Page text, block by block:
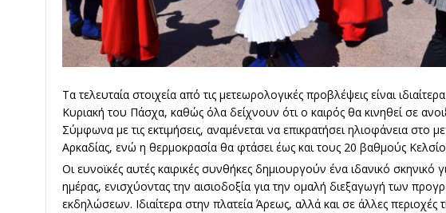
Τα τελευταία στοιχεία από τις μετεωρολογικές προβλέψεις είναι
Κυριακή του Πάσχα, καθώς όλα δείχνουν ότι ο καιρός θα κινηθεί σε
Σύμφωνα με τις εκτιμήσεις, αναμένεται να επικρατήσει ηλιοφάνεια στο
Αρκαδίας, ενώ η θερμοκρασία θα φτάσει έως και τους 20 βαθμούς
Οι ευνοϊκές αυτές καιρικές συνθήκες δημιουργούν ένα ιδανικό σκηνικό
ημέρας, ενισχύοντας την αισιοδοξία για την ομαλή διεξαγωγή των
εκδηλώσεων. Ιδιαίτερα στην πλατεία Άρεως, αλλά και σε άλλες